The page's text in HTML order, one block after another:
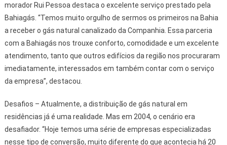
morador Rui Pessoa destaca o excelente serviço prestado pela
Bahiagás. “Temos muito orgulho de sermos os primeiros na Bahia
a receber o gás natural canalizado da Companhia. Essa parceria
com a Bahiagás nos trouxe conforto, comodidade e um excelente
atendimento, tanto que outros edifícios da região nos procuraram
imediatamente, interessados em também contar com o serviço
da empresa”, destacou.
Desafios – Atualmente, a distribuição de gás natural em
residências já é uma realidade. Mas em 2004, o cenário era
desafiador. “Hoje temos uma série de empresas especializadas
nesse tipo de conversão, muito diferente do que acontecia há 20